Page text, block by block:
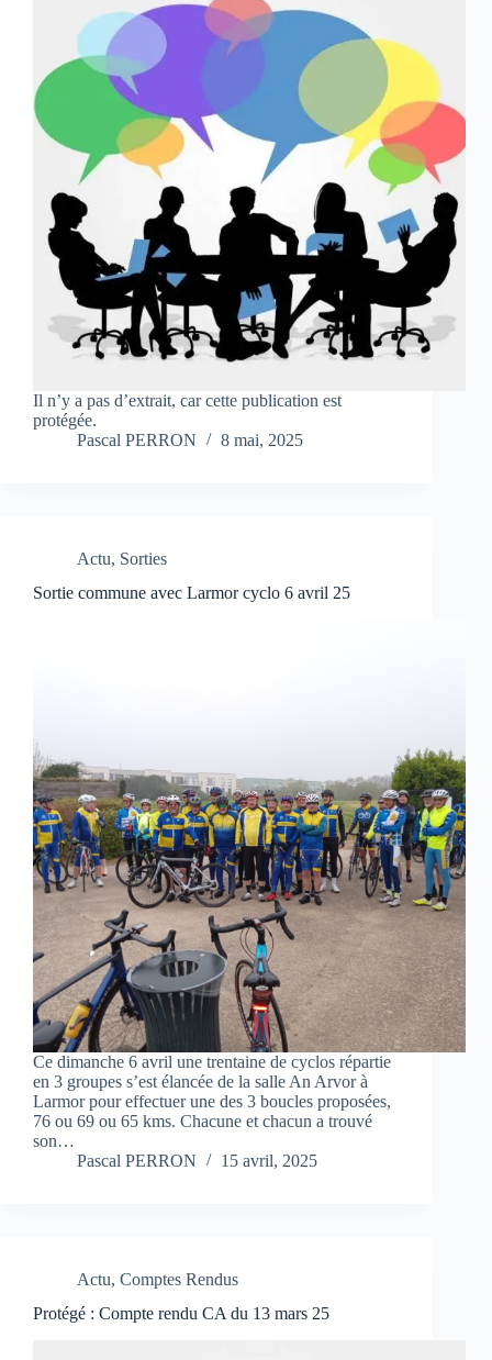
Il n’y a pas d’extrait, car cette publication est
protégée.
Pascal PERRON
8 mai, 2025
Actu, Sorties
Sortie commune avec Larmor cyclo 6 avril 25
Ce dimanche 6 avril une trentaine de cyclos répartie
en 3 groupes s’est élancée de la salle An Arvor à
Larmor pour effectuer une des 3 boucles proposées,
76 ou 69 ou 65 kms. Chacune et chacun a trouvé
son…
Pascal PERRON
15 avril, 2025
Actu, Comptes Rendus
Protégé : Compte rendu CA du 13 mars 25